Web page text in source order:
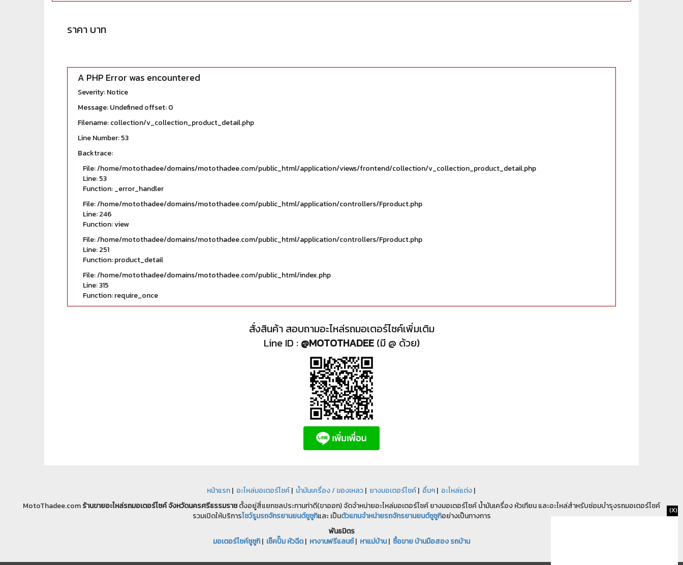
ราคา บาท
A PHP Error was encountered
Severity: Notice
Message: Undefined offset: 0
Filename: collection/v_collection_product_detail.php
Line Number: 53
Backtrace:
File: /home/motothadee/domains/motothadee.com/public_html/application/views/frontend/collection/v_collection_product_detail.php
Line: 53
Function: _error_handler
File: /home/motothadee/domains/motothadee.com/public_html/application/controllers/Fproduct.php
Line: 246
Function: view
File: /home/motothadee/domains/motothadee.com/public_html/application/controllers/Fproduct.php
Line: 251
Function: product_detail
File: /home/motothadee/domains/motothadee.com/public_html/index.php
Line: 315
Function: require_once
สั่งสินค้า สอบถามอะไหล่รถมอเตอร์ไซค์เพิ่มเติม
Line ID : @MOTOTHADEE(มี @ ด้วย)
หน้าแรก| อะไหล่มอเตอร์ไซค์| น้ำมันเครื่อง / ของเหลว| ยางมอเตอร์ไซค์| อื่นๆ| อะไหล่แต่ง|
MotoThadee.comร้านขายอะไหล่รถมอเตอร์ไซค์จังหวัดนครศรีธรรมราชตั้งอยู่สี่แยกชลประทานท่าดี(ขาออก) จัดจำหน่ายอะไหล่มอเตอร์ไซค์ ยางมอเตอร์ไซค์ น้ำมันเครื่อง หัวเทียน และอะไหล่สำหรับซ่อมบำรุงรถมอเตอร์ไซค์
รวมเปิดให้บริการโชว์รูมรถจักรยานยนต์ซูซูกิและ เป็นตัวแทนจำหน่ายรถจักรยานยนต์ซูซูกิอย่างเป็นทางการ
พันธมิตร
มอเตอร์ไซค์ซูซูกิ| เช็คปั๊ม หัวฉีด| หางานฟรีแลนซ์| หาแม่บ้าน| ซื้อขาย บ้านมือสอง รถบ้าน
(X)